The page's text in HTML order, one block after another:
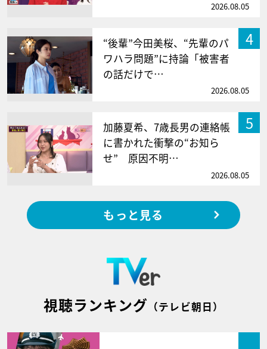
2026.08.05
4
“後輩”今田美桜、“先輩のパ
ワハラ問題”に持論「被害者
の話だけで…
2026.08.05
5
加藤夏希、7歳長男の連絡帳
に書かれた衝撃の“お知ら
せ” 原因不明…
2026.08.05
もっと見る
視聴ランキング （テレビ朝日）